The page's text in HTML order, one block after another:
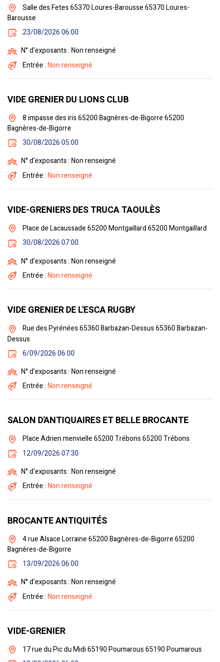
Salle des Fetes 65370 Loures-Barousse 65370 Loures-
Barousse
23/08/2026 06:00
N° d'exposants : Non renseigné
Entrée :Non renseigné
VIDE GRENIER DU LIONS CLUB
8 impasse des iris 65200 Bagnères-de-Bigorre 65200
Bagnères-de-Bigorre
30/08/2026 05:00
N° d'exposants : Non renseigné
Entrée :Non renseigné
VIDE-GRENIERS DES TRUCA TAOULÈS
Place de Lacaussade 65200 Montgaillard 65200 Montgaillard
30/08/2026 07:00
N° d'exposants : Non renseigné
Entrée :Non renseigné
VIDE GRENIER DE L'ESCA RUGBY
Rue des Pyrénées 65360 Barbazan-Dessus 65360 Barbazan-
Dessus
6/09/2026 06:00
N° d'exposants : Non renseigné
Entrée :Non renseigné
SALON D'ANTIQUAIRES ET BELLE BROCANTE
Place Adrien menvielle 65200 Trébons 65200 Trébons
12/09/2026 07:30
N° d'exposants : Non renseigné
Entrée :Non renseigné
BROCANTE ANTIQUITÉS
4 rue Alsace Lorraine 65200 Bagnères-de-Bigorre 65200
Bagnères-de-Bigorre
13/09/2026 06:00
N° d'exposants : Non renseigné
Entrée :Non renseigné
VIDE-GRENIER
17 rue du Pic du Midi 65190 Poumarous 65190 Poumarous